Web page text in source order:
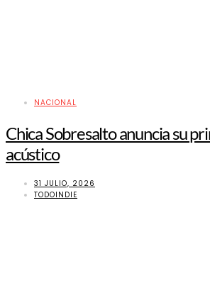
NACIONAL
Chica Sobresalto anuncia su
acústico
31 JULIO, 2026
TODOINDIE